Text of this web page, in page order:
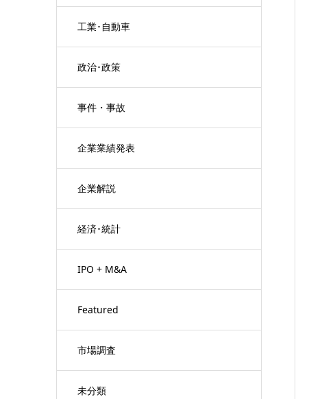
工業･自動車
政治･政策
事件・事故
企業業績発表
企業解説
経済･統計
IPO + M&A
Featured
市場調査
未分類